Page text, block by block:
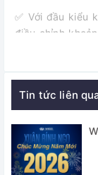
✅ Với đầu kiểu
điều chỉnh
trở nên dễ dàng
các lĩnh vực
sinh học, dược
Thông số kỹ
Tin tức liên